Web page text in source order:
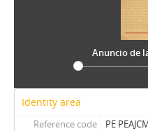
Anuncio de
Identity area
Reference code
PE